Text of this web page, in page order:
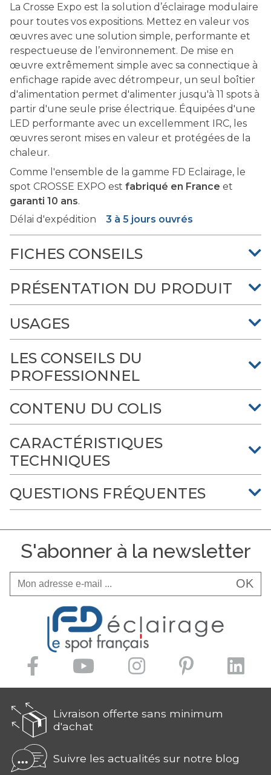
La Crosse Expo est la solution d’éclairage modulaire
pour toutes vos expositions. Mettez en valeur vos
œuvres avec une solution simple, performante et
respectueuse de l’environnement. De mise en
œuvre extrêmement simple avec sa connectique à
enfichage rapide avec détrompeur, un seul boîtier
d'alimentation permet d'alimenter jusqu'à 11 spots à
partir d'une seule prise électrique. Équipées d'une
LED performante avec un excellemment IRC, les
œuvres seront mises en valeur et protégées de la
chaleur.
Comme l'ensemble de la gamme FD Eclairage, le
spot CROSSE EXPO est fabriqué en France et
garanti 10 ans.
Délai d'expédition
3 à 5 jours ouvrés
FICHES CONSEILS
PRÉSENTATION DU PRODUIT
USAGES
LES CONSEILS DU
PROFESSIONNEL
CONTENU DU COLIS
CARACTÉRISTIQUES
TECHNIQUES
QUESTIONS FRÉQUENTES
S'abonner à la newsletter
OK
Livraison offerte sans minimum
d'achat
Suivre les actualités sur notre blog